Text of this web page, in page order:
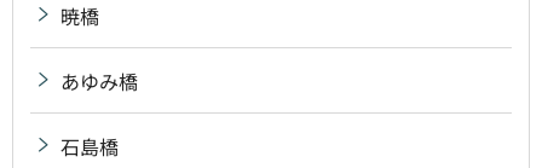
暁橋
あゆみ橋
石島橋